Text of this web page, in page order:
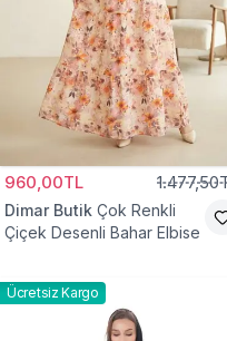
960,00TL
Dimar Butik Çok Renkli
Çiçek Desenli Bahar Elbise
Ücretsiz Kargo